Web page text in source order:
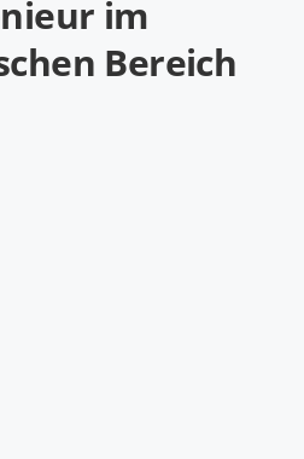
Jobs
im
Bereich